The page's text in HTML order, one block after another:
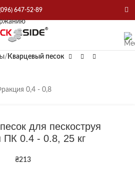
647-52-89
Кварцевый песок
для пескоструя
ПК 0.4 - 0.8, 25 кг
₴213